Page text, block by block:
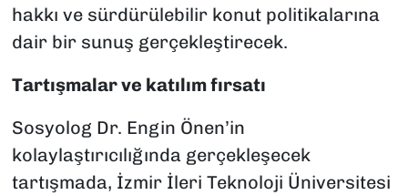
hakkı ve sürdürülebilir konut politikalarına
dair bir sunuş gerçekleştirecek.
Tartışmalar ve katılım fırsatı
Sosyolog Dr. Engin Önen’in
kolaylaştırıcılığında gerçekleşecek
tartışmada, İzmir İleri Teknoloji Üniversitesi